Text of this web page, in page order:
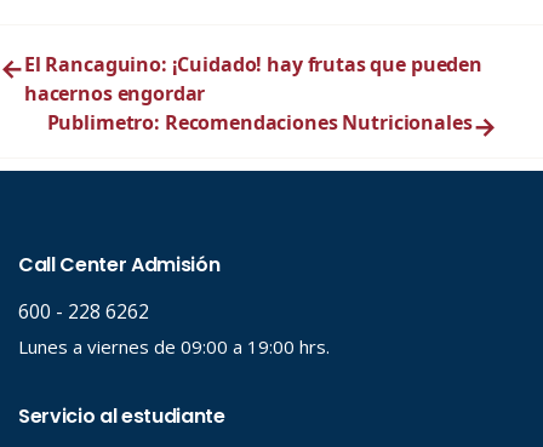
←El Rancaguino: ¡Cuidado! hay frutas que pueden
hacernos engordar
Publimetro: Recomendaciones Nutricionales→